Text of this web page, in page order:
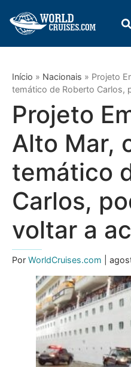
Início » Nacionais » Projeto
temático de Roberto Carlos,
Projeto
Alto Mar,
temático
Carlos,
voltar a
Por WorldCruises.com |